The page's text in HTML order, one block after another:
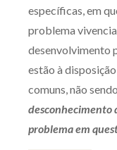
específicas, em
problema
desenvolvimento
estão à
comuns, não
desconhecimento
problema em